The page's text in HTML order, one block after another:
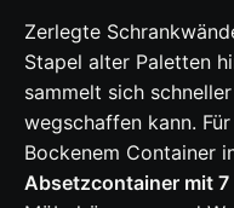
Zerlegte
Stapel alter Paletten
sammelt sich
wegschaffen kann.
Bockenem Container
Absetzcontainer mit 7